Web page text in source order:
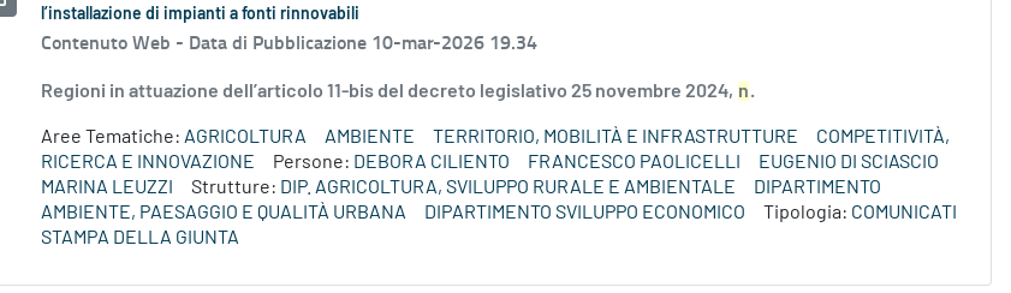
l’installazione di impianti a fonti rinnovabili
Contenuto Web - Data di Pubblicazione 10-mar-2026 19.34
Regioni in attuazione dell’articolo 11-bis del decreto legislativo 25 novembre 2024, n.
Aree Tematiche: AGRICOLTURA AMBIENTE TERRITORIO, MOBILITÀ E INFRASTRUTTURE
COMPETITIVITÀ,
RICERCA E INNOVAZIONE
Persone: DEBORA CILIENTO FRANCESCO PAOLICELLI
EUGENIO DI SCIASCIO
MARINA LEUZZI
Strutture: DIP. AGRICOLTURA, SVILUPPO RURALE E AMBIENTALE
DIPARTIMENTO
AMBIENTE, PAESAGGIO E QUALITÀ URBANA
DIPARTIMENTO SVILUPPO ECONOMICO Tipologia: COMUNICATI
STAMPA DELLA GIUNTA